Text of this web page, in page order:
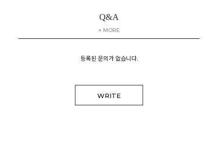
Q&A
+ MORE
등록된 문의가 없습니다.
WRITE